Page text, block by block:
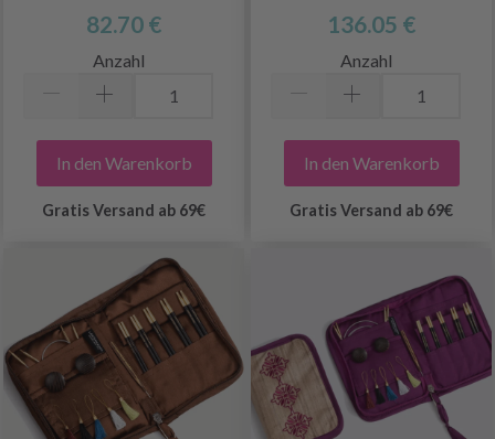
82.70 €
Anzahl
In den Warenkorb
Gratis Versand ab 69€
136.05 €
Anzahl
In den Warenkorb
Gratis Versand ab 69€